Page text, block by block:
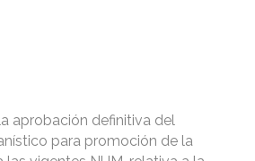
aprobación definitiva del
para promoción de la